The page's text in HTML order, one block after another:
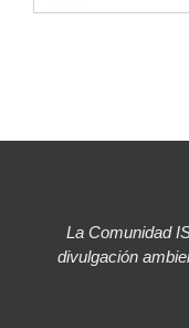
La Comunidad
divulgación